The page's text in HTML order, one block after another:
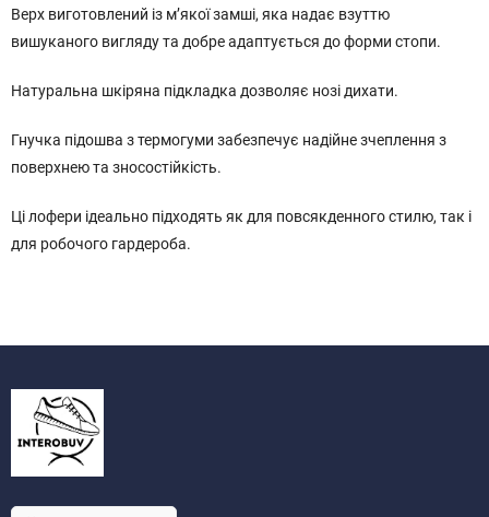
Верх виготовлений із м’якої замші, яка надає взуттю
вишуканого вигляду та добре адаптується до форми стопи.
Натуральна шкіряна підкладка дозволяє нозі дихати.
Гнучка підошва з термогуми забезпечує надійне зчеплення з
поверхнею та зносостійкість.
Ці лофери ідеально підходять як для повсякденного стилю, так і
для робочого гардероба.